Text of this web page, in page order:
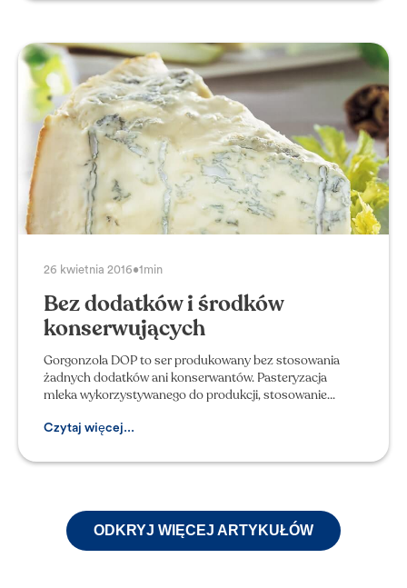
26 kwietnia 2016•1min
Bez dodatków i środków
konserwujących
Gorgonzola DOP to ser produkowany bez stosowania
żadnych dodatków ani konserwantów. Pasteryzacja
mleka wykorzystywanego do produkcji, stosowanie
w
Czytaj więcej...
ODKRYJ WIĘCEJ ARTYKUŁÓW